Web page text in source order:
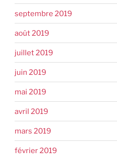
septembre 2019
août 2019
juillet 2019
juin 2019
mai 2019
avril 2019
mars 2019
février 2019